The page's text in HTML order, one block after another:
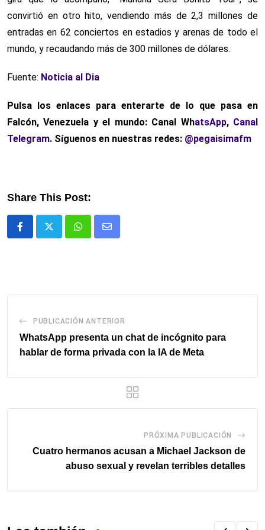
convirtió en otro hito, vendiendo más de 2,3 millones de
entradas en 62 conciertos en estadios y arenas de todo el
mundo, y recaudando más de 300 millones de dólares.
Fuente: Noticia al Dia
Pulsa los enlaces para enterarte de lo que pasa en
Falcón, Venezuela y el mundo: Canal WhatsApp, Canal
Telegram. Síguenos en nuestras redes: @pegaisimafm
Share This Post:
WhatsappComparte
PUBLICACIÓN ANTERIOR
WhatsApp presenta un chat de incógnito para
hablar de forma privada con la IA de Meta
PRÓXIMA PUBLICACIÓN
Cuatro hermanos acusan a Michael Jackson de
abuso sexual y revelan terribles detalles